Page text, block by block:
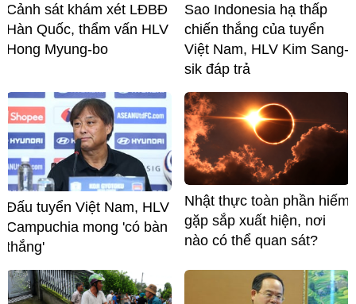
Cảnh sát khám xét LĐBĐ
Hàn Quốc, thẩm vấn HLV
Hong Myung-bo
Sao Indonesia hạ thấp
chiến thắng của tuyển
Việt Nam, HLV Kim Sang-
sik đáp trả
Đấu tuyển Việt Nam, HLV
Campuchia mong 'có bàn
thắng'
Nhật thực toàn phần hiếm
gặp sắp xuất hiện, nơi
nào có thể quan sát?